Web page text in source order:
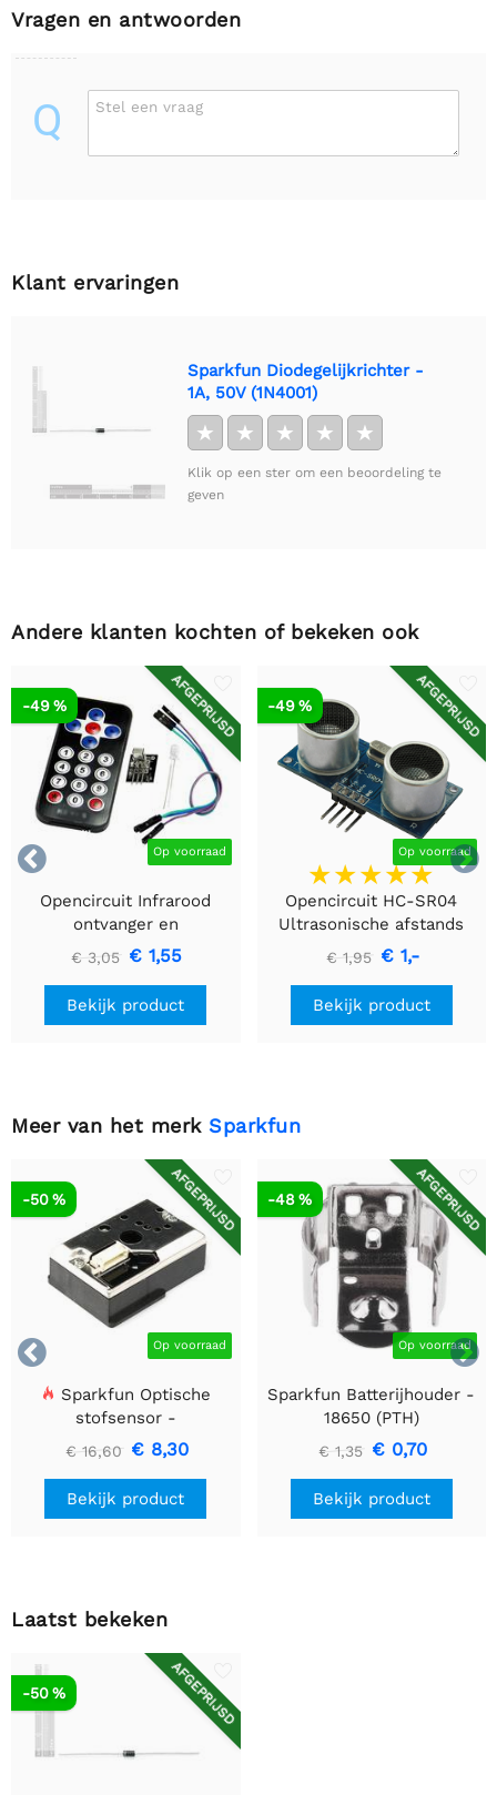
Vragen en antwoorden
Q Stel een vraag
Klant ervaringen
Sparkfun Diodegelijkrichter -
1A, 50V (1N4001)
★ ★ ★ ★ ★
Klik op een ster om een beoordeling te
geven
Andere klanten kochten of bekeken ook


AFGEPRIJSD
Op voorraad
-49 %
Opencircuit Infrarood
ontvanger en
afstandsbediening kit
€ 3,05 € 1,55
Bekijk product
AFGEPRIJSD
Op voorraad
-49 %
Opencircuit HC-SR04
Ultrasonische afstands
detectie module
€ 1,95 € 1,-
Bekijk product
Meer van het merk Sparkfun


AFGEPRIJSD
Op voorraad
-50 %
Sparkfun Optische
stofsensor -
GP2Y1010AU0F
€ 16,60 € 8,30
Bekijk product
AFGEPRIJSD
Op voorraad
-48 %
Sparkfun Batterijhouder -
18650 (PTH)
€ 1,35 € 0,70
Bekijk product
Laatst bekeken
AFGEPRIJSD
-50 %